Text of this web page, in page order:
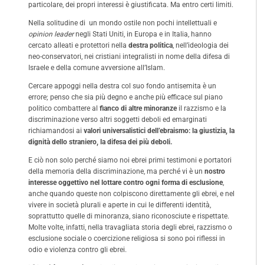
particolare, dei propri interessi è giustificata. Ma entro certi limiti.
Nella solitudine di un mondo ostile non pochi intellettuali e
opinion leadernegli Stati Uniti, in Europa e in Italia, hanno
cercato alleati e protettori nella destra politica, nell’ideologia dei
neo-conservatori, nei cristiani integralisti in nome della difesa di
Israele e della comune avversione all’Islam.
Cercare appoggi nella destra col suo fondo antisemita è un
errore; penso che sia più degno e anche più efficace sul piano
politico combattere al fianco di altre minoranzeil razzismo e la
discriminazione verso altri soggetti deboli ed emarginati
richiamandosi ai valori universalistici dell’ebraismo: la giustizia, la
dignità dello straniero, la difesa dei più deboli.
E ciò non solo perché siamo noi ebrei primi testimoni e portatori
della memoria della discriminazione, ma perché vi è un nostro
interesse oggettivo nel lottare contro ogni forma di esclusione,
anche quando queste non colpiscono direttamente gli ebrei, e nel
vivere in società plurali e aperte in cui le differenti identità,
soprattutto quelle di minoranza, siano riconosciute e rispettate.
Molte volte, infatti, nella travagliata storia degli ebrei, razzismo o
esclusione sociale o coercizione religiosa si sono poi riflessi in
odio e violenza contro gli ebrei.